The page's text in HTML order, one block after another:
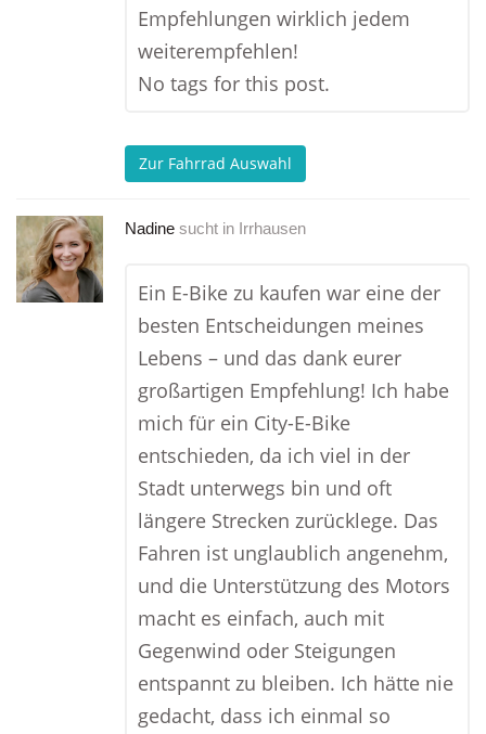
Empfehlungen wirklich jedem
weiterempfehlen!
No tags for this post.
Zur Fahrrad Auswahl
Nadine sucht in Irrhausen
Ein E-Bike zu kaufen war eine der
besten Entscheidungen meines
Lebens – und das dank eurer
großartigen Empfehlung! Ich habe
mich für ein City-E-Bike
entschieden, da ich viel in der
Stadt unterwegs bin und oft
längere Strecken zurücklege. Das
Fahren ist unglaublich angenehm,
und die Unterstützung des Motors
macht es einfach, auch mit
Gegenwind oder Steigungen
entspannt zu bleiben. Ich hätte nie
gedacht, dass ich einmal so